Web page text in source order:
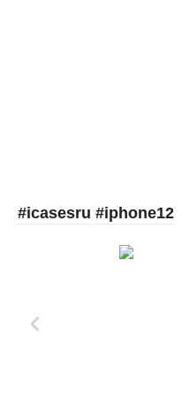
#icasesru #iphone12